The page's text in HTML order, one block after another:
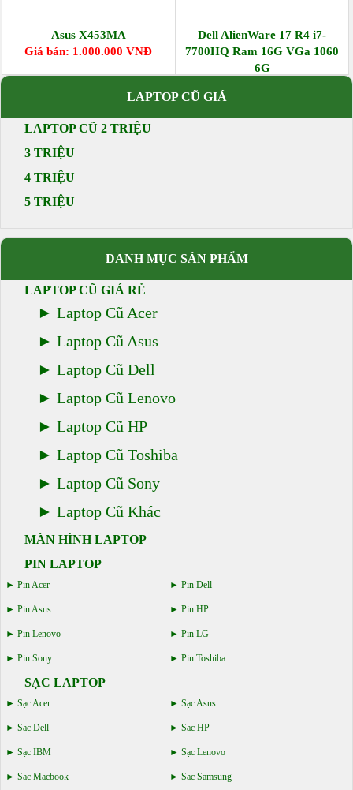
Asus X453MA
Giá bán: 1.000.000 VNĐ
Dell AlienWare 17 R4 i7-
7700HQ Ram 16G VGa 1060
6G
LAPTOP CŨ GIÁ
LAPTOP CŨ 2 TRIỆU
3 TRIỆU
4 TRIỆU
5 TRIỆU
DANH MỤC SẢN PHẨM
LAPTOP CŨ GIÁ RẺ
Laptop Cũ Acer
Laptop Cũ Asus
Laptop Cũ Dell
Laptop Cũ Lenovo
Laptop Cũ HP
Laptop Cũ Toshiba
Laptop Cũ Sony
Laptop Cũ Khác
MÀN HÌNH LAPTOP
PIN LAPTOP
Pin Acer Pin Dell
Pin Asus Pin HP
Pin Lenovo Pin LG
Pin Sony Pin Toshiba
SẠC LAPTOP
Sạc Acer Sạc Asus
Sạc Dell Sạc HP
Sạc IBM Sạc Lenovo
Sạc Macbook Sạc Samsung